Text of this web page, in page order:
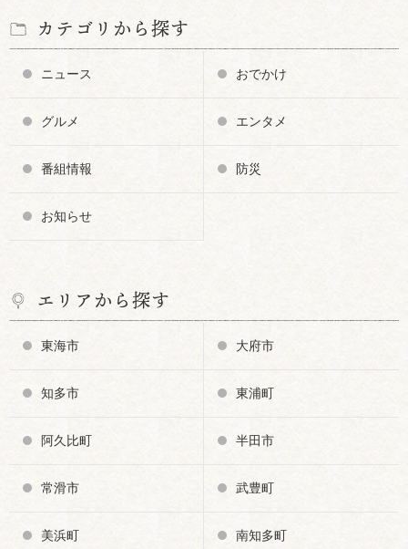
カテゴリから探す
ニュース おでかけ
グルメ エンタメ
番組情報 防災
お知らせ
エリアから探す
東海市 大府市
知多市 東浦町
阿久比町 半田市
常滑市 武豊町
美浜町 南知多町